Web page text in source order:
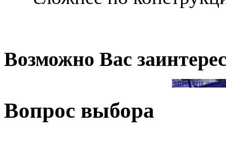
Возможно Вас
Запчасти для
Вопрос выбора